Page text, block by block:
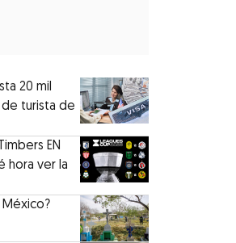
20 mil
de turista de
EN
hora ver la